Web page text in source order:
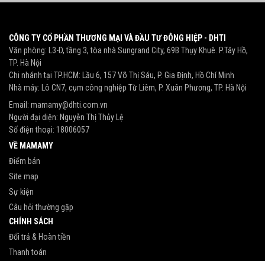
CÔNG TY CỔ PHẦN THƯƠNG MẠI VÀ ĐẦU TƯ ĐÔNG HIỆP - DHTI
Văn phòng: L3-D, tầng 3, tòa nhà Sungrand City, 69B Thụy Khuê. P.Tây Hồ,
TP. Hà Nội
Chi nhánh tại TP.HCM: Lầu 6, 157 Võ Thị Sáu, P. Gia Định, Hồ Chí Minh
Nhà máy: Lô CN7, cụm công nghiệp Từ Liêm, P. Xuân Phương, TP. Hà Nội
Email: mamamy@dhti.com.vn
Người đại diện: Nguyễn Thị Thủy Lệ
Số điện thoại: 18006057
VỀ MAMAMY
Điểm bán
Site map
Sự kiện
Câu hỏi thường gặp
CHÍNH SÁCH
Đổi trả & Hoàn tiền
Thanh toán